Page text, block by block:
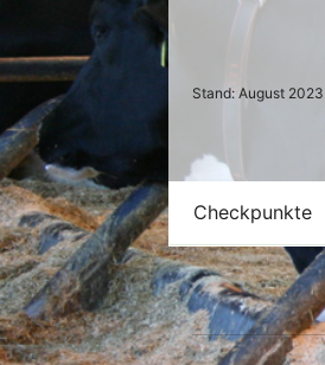
Stand: August 2023
Checkpunkte